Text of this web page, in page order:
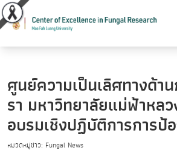
ศูนย์ความเป็นเลิศทางด้า
รา มหาวิทยาลัยแม่ฟ้าหล
อบรมเชิงปฏิบัติการการป้
หมวดหมู่ข่าว: Fungal News